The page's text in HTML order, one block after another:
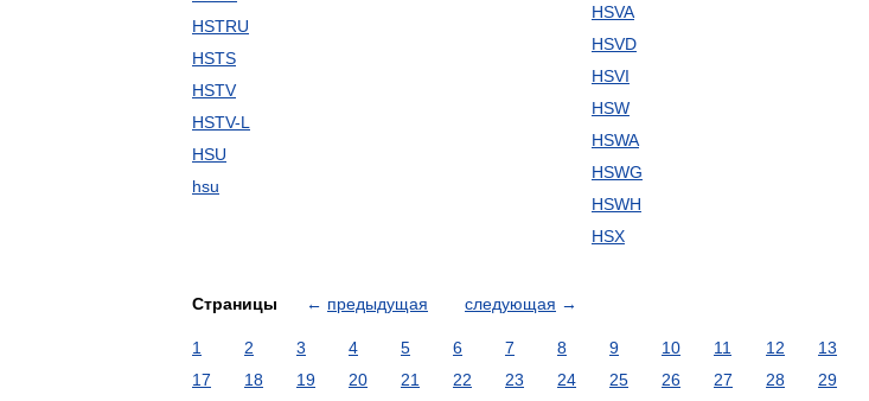
HSTRU
HSTS
HSTV
HSTV-L
HSU
hsu
HSVA
HSVD
HSVI
HSW
HSWA
HSWG
HSWH
HSX
Страницы ← предыдущая следующая →
1 2 3 4 5 6 7 8 9 10 11 12 13
17
18 19 20 21 22 23 24 25 26 27 28 29